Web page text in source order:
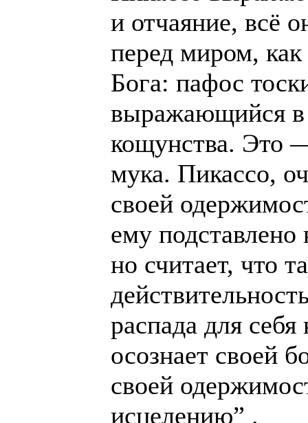
и отчаяние, всё
перед миром, как
Бога: пафос
выражающийся в
кощунства. Это
мука. Пикассо,
своей
ему подставлено
но считает, что
распада для себя
осознает своей
своей
исцелению” .